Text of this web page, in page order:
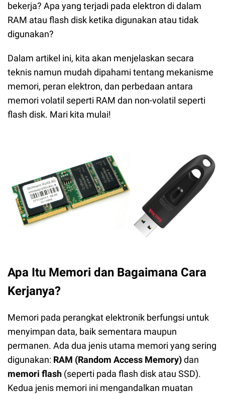
bekerja? Apa yang terjadi pada elektron di dalam
RAM atau flash disk ketika digunakan atau tidak
digunakan?
Dalam artikel ini, kita akan menjelaskan secara
teknis namun mudah dipahami tentang mekanisme
memori, peran elektron, dan perbedaan antara
memori volatil seperti RAM dan non-volatil seperti
flash disk. Mari kita mulai!
Apa Itu Memori dan Bagaimana Cara
Kerjanya?
Memori pada perangkat elektronik berfungsi untuk
menyimpan data, baik sementara maupun
permanen. Ada dua jenis utama memori yang sering
digunakan: RAM (Random Access Memory)dan
memori flash (seperti pada flash disk atau SSD).
Kedua jenis memori ini mengandalkan muatan